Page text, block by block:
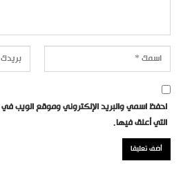
احفظ اسمي والبريد الإلكتروني وموقع الويب
التي أعلق فيها.